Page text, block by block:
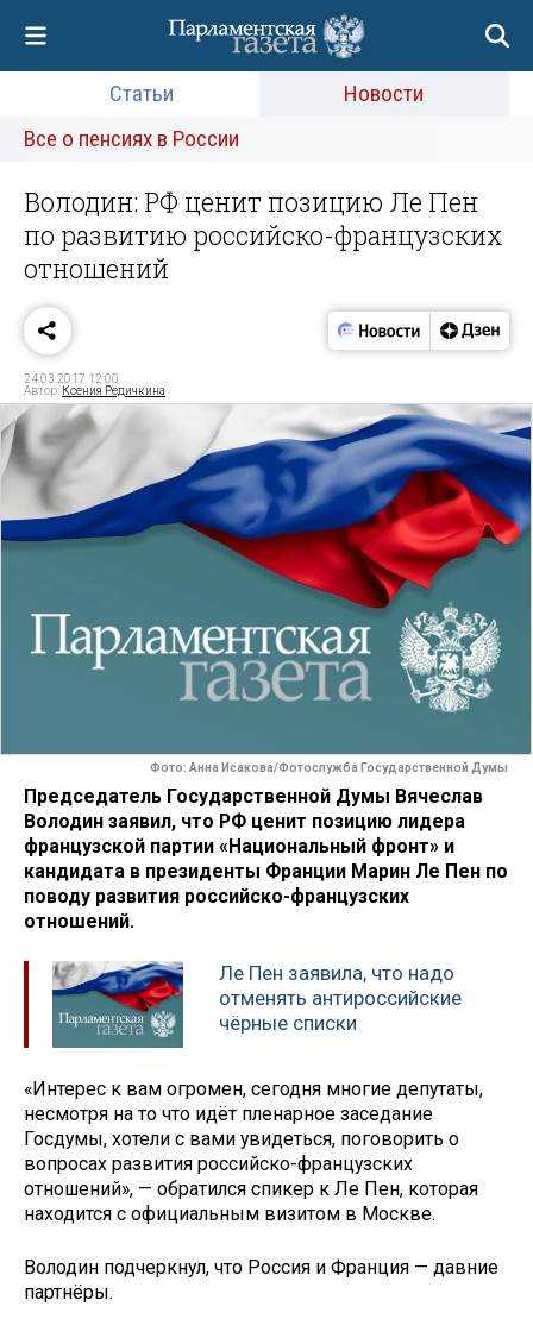
Статьи
Новости
Все о пенсиях в России
Володин: РФ ценит позицию Ле Пен
по развитию российско-французских
отношений
24.03.2017 12:00
Автор: Ксения Редичкина
Фото: Анна Исакова/Фотослужба Государственной Думы
Председатель Государственной Думы Вячеслав
Володин заявил, что РФ ценит позицию лидера
французской партии «Национальный фронт» и
кандидата в президенты Франции Марин Ле Пен по
поводу развития российско-французских
отношений.
Ле Пен заявила, что надо
отменять антироссийские
чёрные списки
«Интерес к вам огромен, сегодня многие депутаты,
несмотря на то что идёт пленарное заседание
Госдумы, хотели с вами увидеться, поговорить о
вопросах развития российско-французских
отношений», — обратился спикер к Ле Пен, которая
находится с официальным визитом в Москве.
Володин подчеркнул, что Россия и Франция — давние
партнёры.